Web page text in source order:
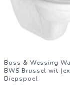
Boss & Wessing
BWS Brussel wit
Diepspoel